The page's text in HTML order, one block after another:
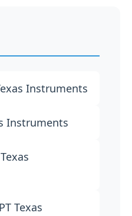
Instruments
Instruments
Texas
Texas